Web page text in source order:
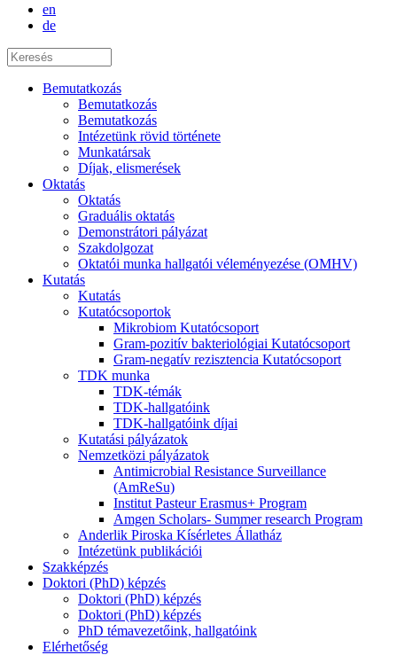
en
de
Bemutatkozás
Bemutatkozás
Bemutatkozás
Intézetünk rövid története
Munkatársak
Díjak, elismerések
Oktatás
Oktatás
Graduális oktatás
Demonstrátori pályázat
Szakdolgozat
Oktatói munka hallgatói véleményezése (OMHV)
Kutatás
Kutatás
Kutatócsoportok
Mikrobiom Kutatócsoport
Gram-pozitív bakteriológiai Kutatócsoport
Gram-negatív rezisztencia Kutatócsoport
TDK munka
TDK-témák
TDK-hallgatóink
TDK-hallgatóink díjai
Kutatási pályázatok
Nemzetközi pályázatok
Antimicrobial Resistance Surveillance
(AmReSu)
Institut Pasteur Erasmus+ Program
Amgen Scholars- Summer research Program
Anderlik Piroska Kísérletes Állatház
Intézetünk publikációi
Szakképzés
Doktori (PhD) képzés
Doktori (PhD) képzés
Doktori (PhD) képzés
PhD témavezetőink, hallgatóink
Elérhetőség